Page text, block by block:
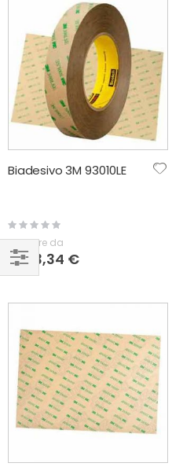
Biadesivo 3M 93010LE
Rating:
A partire da
1.033,34 €
NAVIGA
PER